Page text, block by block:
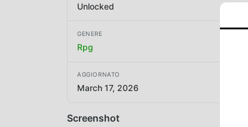
Unlocked
GENERE
Rpg
AGGIORNATO
March 17, 2026
Screenshot